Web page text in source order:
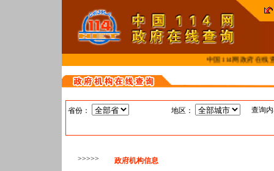
中国114网政府在线查
省份： 地区： 查询
>>>>>
政府机构信息